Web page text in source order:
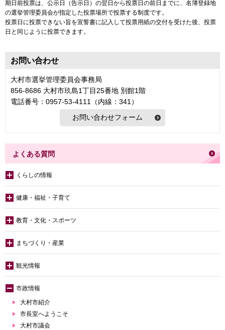
期日前投票は、公示日（告示日）の翌日から投票日の前日までに、名簿登録地
の選挙管理委員会が指定した投票場所で投票する制度です。
投票日に投票できない旨を宣誓書に記入して投票用紙の交付を受けた後、投票
日と同じように投票できます。
お問い合わせ
大村市選挙管理委員会事務局
856-8686 大村市玖島1丁目25番地 別館1階
電話番号：0957-53-4111（内線：341）
よくある質問
くらしの情報
健康・福祉・子育て
教育・文化・スポーツ
まちづくり・産業
観光情報
市政情報
大村市紹介
市長室へようこそ
大村市議会